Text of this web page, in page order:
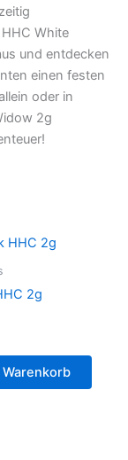
White
und entdecken
einen festen
oder in
2g
2g